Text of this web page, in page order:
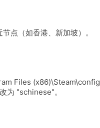
节点（如香港、新加坡）。
Files (x86)\Steam\config
为 "schinese"。